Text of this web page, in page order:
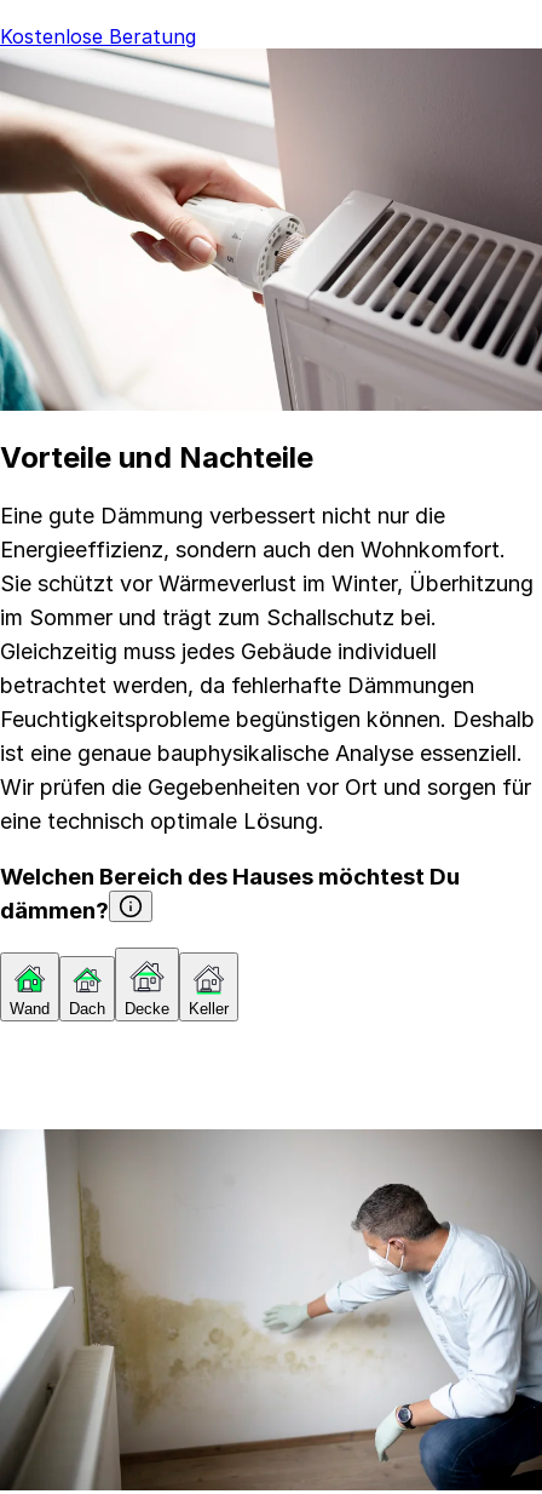
Kostenlose Beratung
Vorteile und Nachteile
Eine gute Dämmung verbessert nicht nur die
Energieeffizienz, sondern auch den Wohnkomfort.
Sie schützt vor Wärmeverlust im Winter, Überhitzung
im Sommer und trägt zum Schallschutz bei.
Gleichzeitig muss jedes Gebäude individuell
betrachtet werden, da fehlerhafte Dämmungen
Feuchtigkeitsprobleme begünstigen können. Deshalb
ist eine genaue bauphysikalische Analyse essenziell.
Wir prüfen die Gegebenheiten vor Ort und sorgen für
eine technisch optimale Lösung.
Welchen Bereich des Hauses möchtest Du
dämmen?
Wand Dach Decke Keller